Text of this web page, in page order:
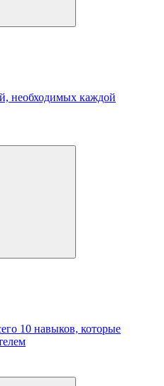
необходимых каждой
10 навыков, которые